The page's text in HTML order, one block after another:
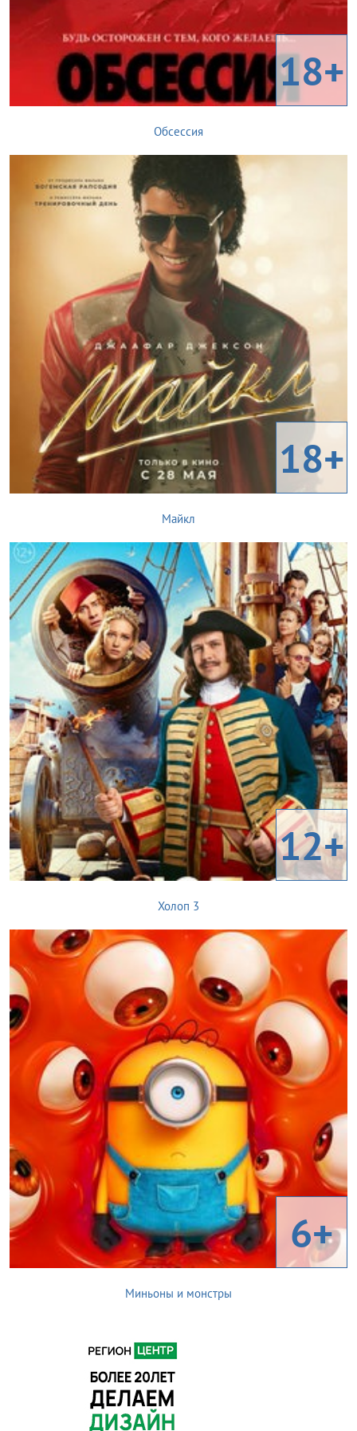
18+
Обсессия
18+
Майкл
12+
Холоп 3
6+
Миньоны и монстры